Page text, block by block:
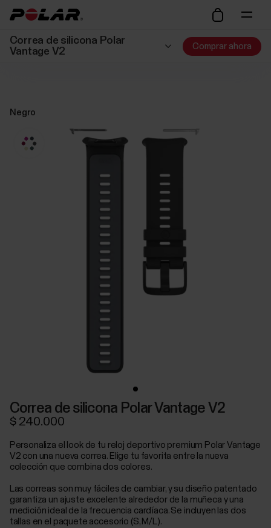
Correa de silicona Polar
Vantage V2
Comprar ahora
Negro
Correa de silicona Polar Vantage V2
$ 240.000
Personaliza el look de tu reloj deportivo premium Polar Vantage
V2 con una nueva correa. Elige tu favorita entre la nueva
colección que combina dos colores.
Las correas son muy fáciles de cambiar, y su diseño patentado
garantiza un ajuste excelente alrededor de la muñeca y una
medición ideal de la frecuencia cardíaca. Se incluyen las dos
tallas en el paquete accesorio (S, M/L).